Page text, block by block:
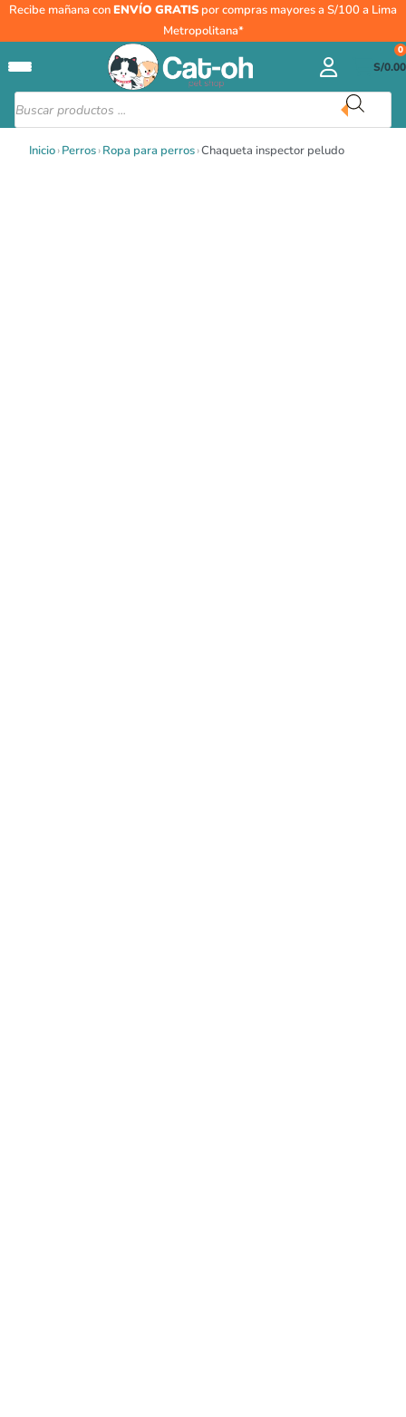
Recibe mañana conENVÍO GRATIS por compras mayores a S/100 a Lima
Metropolitana*
Búsqueda
de
productos
S/0.00
0
Inicio›Perros›Ropa para perros›Chaqueta inspector peludo
Chaqueta
cantidad